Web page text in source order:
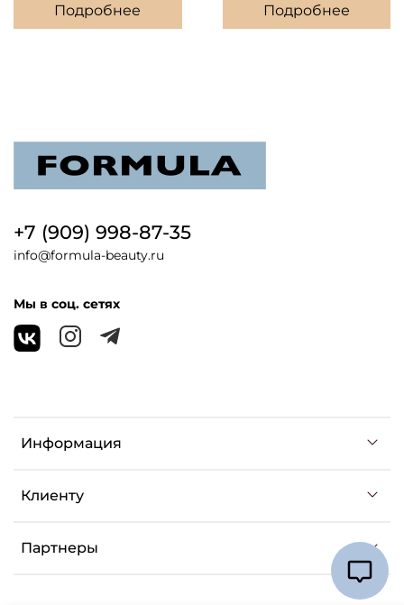
Подробнее Подробнее
Информация
Клиенту
Партнеры
+7 (909) 998-87-35
info@formula-beauty.ru
Мы в соц. сетях